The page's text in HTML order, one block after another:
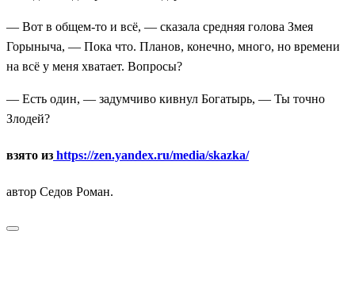
— Вот в общем-то и всё, — сказала средняя голова Змея
Горыныча, — Пока что. Планов, конечно, много, но времени
на всё у меня хватает. Вопросы?
— Есть один, — задумчиво кивнул Богатырь, — Ты точно
Злодей?
взято из https://zen.yandex.ru/media/skazka/
автор Седов Роман.